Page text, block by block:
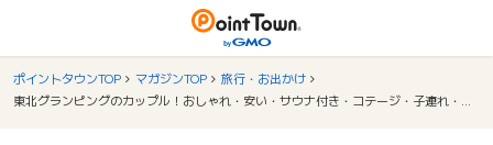
ポイントタウンTOP マガジンTOP
旅行・お出かけ